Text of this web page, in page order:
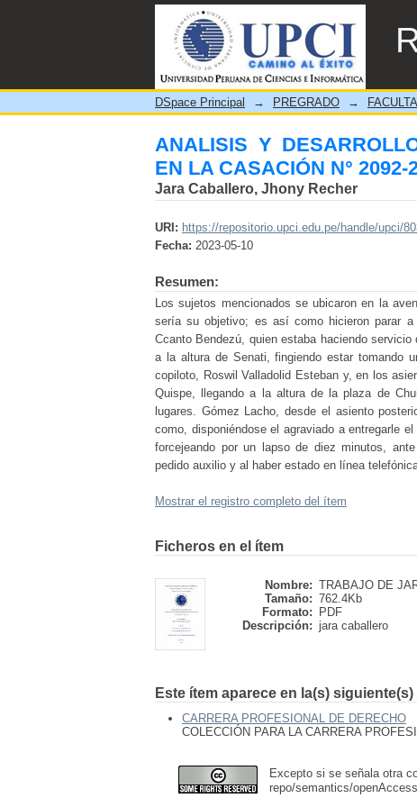
ANALISIS Y DESARROLLO
DSpace Principal → PREGRADO →
ANALISIS Y
EN LA CASACIÓN N° 2092-
Jara Caballero, Jhony Recher
URI: https://repositorio.upci.edu.pe/handle/upci/
Fecha: 2023-05-10
Resumen:
Los sujetos mencionados se ubicaron en la
sería su objetivo; es así como hicieron parar a
Ccanto Bendezú, quien estaba haciendo
a la altura de Senati, fingiendo estar tomando
copiloto, Roswil Valladolid Esteban y, en los
Quispe, llegando a la altura de la plaza de
lugares. Gómez Lacho, desde el asiento
como, disponiéndose el agraviado a entregarle
forcejeando por un lapso de diez minutos,
pedido auxilio y al haber estado en línea
Mostrar el registro completo del ítem
Ficheros en el ítem
Nombre: TRABAJO DE
Tamaño: 762.4Kb
Formato:
PDF
Descripción: jara caballero
Este ítem aparece en la(s)
CARRERA PROFESIONAL DE DERECHO
COLECCIÓN PARA LA CARRERA
Excepto si se señala otra
repo/semantics/openAccess